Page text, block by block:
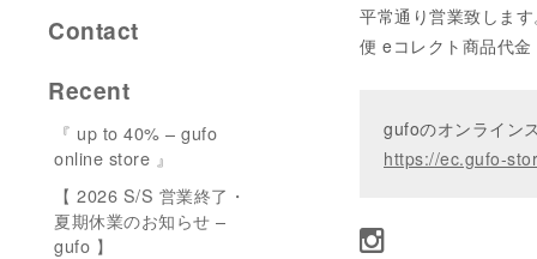
平常通り営業致しま
便 eコレクト商品代
gufoのオンライン
https://ec.gufo-
Contact
Recent
『 up to 40% – gufo
online store 』
【 2026 S/S 営業終了・
夏期休業のお知らせ –
gufo 】